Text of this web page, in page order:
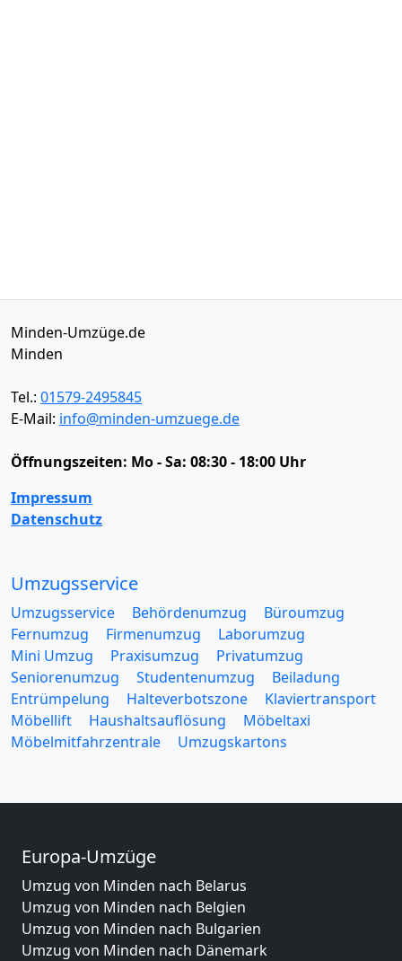
Minden-Umzüge.de
Minden
Tel.: 01579-2495845
E-Mail: info@minden-umzuege.de
Öffnungszeiten: Mo - Sa: 08:30 - 18:00 Uhr
Impressum
Datenschutz
Umzugsservice
Umzugsservice Behördenumzug
Büroumzug
Fernumzug
Firmenumzug
Laborumzug
Mini Umzug
Praxisumzug
Privatumzug
Seniorenumzug
Studentenumzug
Beiladung
Entrümpelung
Halteverbotszone
Klaviertransport
Möbellift
Haushaltsauflösung
Möbeltaxi
Möbelmitfahrzentrale
Umzugskartons
Europa-Umzüge
Umzug von Minden nach Belarus
Umzug von Minden nach Belgien
Umzug von Minden nach Bulgarien
Umzug von Minden nach Dänemark